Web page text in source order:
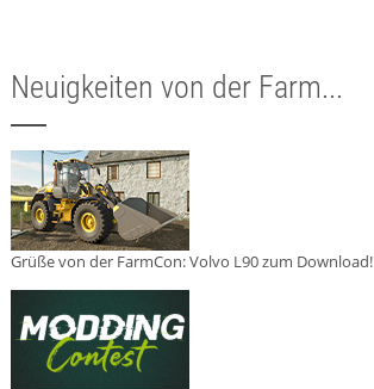
Neuigkeiten von der Farm...
Grüße von der FarmCon: Volvo L90 zum Download!